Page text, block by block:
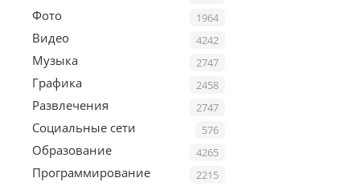
1964
Фото
4242
Видео
2747
Музыка
2458
Графика
2747
Развлечения
576
Социальные сети
4265
Образование
2215
Программирование